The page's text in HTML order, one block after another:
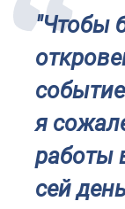
"Чтобы
я
работы
сей